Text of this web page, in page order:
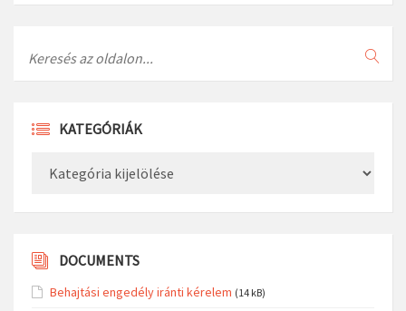
KATEGÓRIÁK
DOCUMENTS
Behajtási engedély iránti kérelem (14 kB)